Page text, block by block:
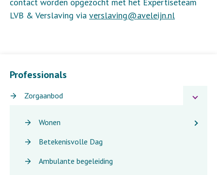
Professionals
Zorgaanbod
Wonen
Betekenisvolle Dag
Ambulante begeleiding
LVB & Verslaving via verslaving@aveleijn.nl